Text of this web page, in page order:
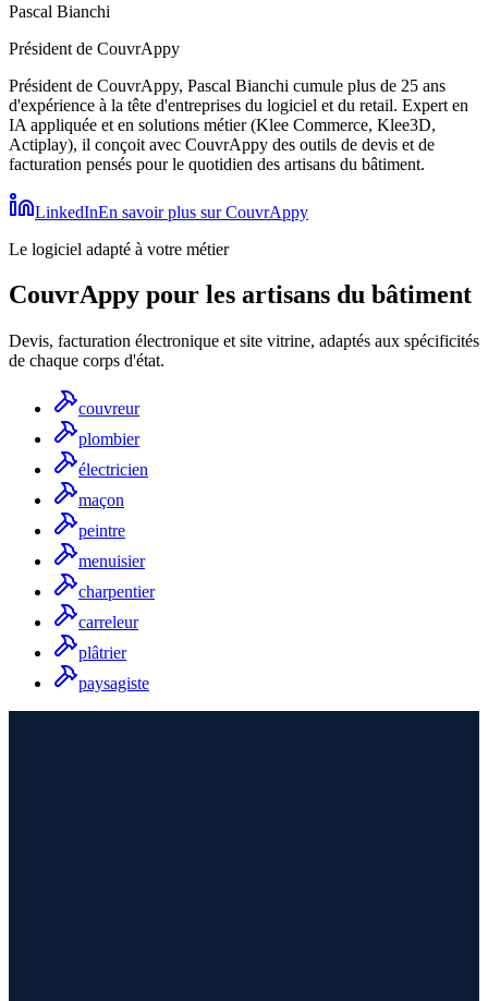
Pascal Bianchi
Président de CouvrAppy
Président de CouvrAppy, Pascal Bianchi cumule plus de 25 ans
d'expérience à la tête d'entreprises du logiciel et du retail. Expert en
IA appliquée et en solutions métier (Klee Commerce, Klee3D,
Actiplay), il conçoit avec CouvrAppy des outils de devis et de
facturation pensés pour le quotidien des artisans du bâtiment.
LinkedInEn savoir plus sur CouvrAppy
Le logiciel adapté à votre métier
CouvrAppy pour les artisans du bâtiment
Devis, facturation électronique et site vitrine, adaptés aux spécificités
de chaque corps d'état.
couvreur
plombier
électricien
maçon
peintre
menuisier
charpentier
carreleur
plâtrier
paysagiste